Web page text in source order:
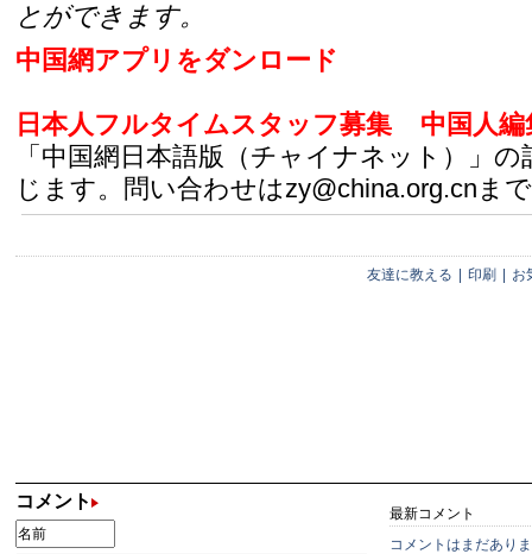
とができます。
中国網アプリをダンロード
日本人フルタイムスタッフ募集
中国人
「中国網日本語版（チャイナネット）」
じます。問い合わせはzy@china.org.cnまで
友達に教える 印刷 お
コメント
最新コメント
コメントはまだあり